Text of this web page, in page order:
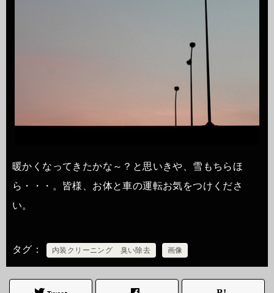
暖かくなってきたかな～？と思いきや、雪もちらほ
ら・・・。皆様、お体と車の運転お気をつけくださ
い。
タグ 内装クリーニング 臭い除去 画像